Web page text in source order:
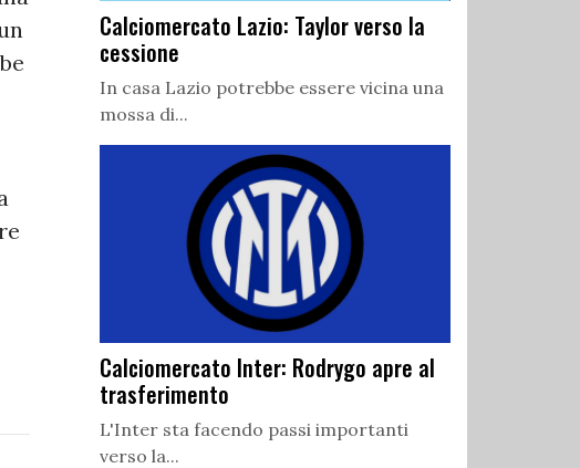
Calciomercato Lazio: Taylor verso la
cessione
In casa Lazio potrebbe essere vicina una
mossa di...
Calciomercato Inter: Rodrygo apre al
trasferimento
L'Inter sta facendo passi importanti
verso la...